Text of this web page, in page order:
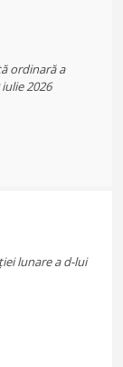
ordinară a
2026
lunare a d-lui